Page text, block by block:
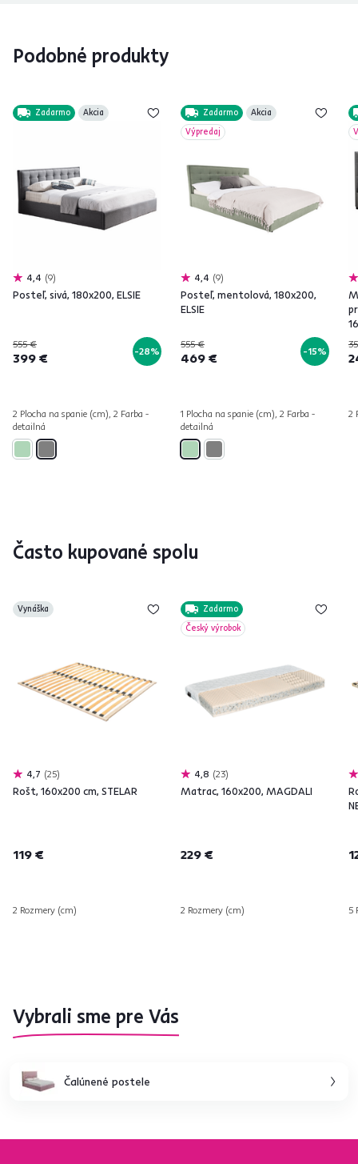
Podobné produkty
Zadarmo Akcia
4,4 9
Posteľ, sivá, 180x200, ELSIE
555 €
399 € -28%
2 Plocha na spanie (cm), 2 Farba -
detailná
Zadarmo
Akcia
Výpredaj
4,4 9
Posteľ, mentolová, 180x200,
ELSIE
555 €
469 € -15%
1 Plocha na spanie (cm), 2 Farba -
detailná
2
Často kupované spolu
Vynáška
4,7 25
Rošt, 160x200 cm, STELAR
119 €
2 Rozmery (cm)
Zadarmo
Český výrobok
4,8 23
Matrac, 160x200, MAGDALI
229 €
2 Rozmery (cm) 5
Vybrali sme pre Vás
Čalúnené postele